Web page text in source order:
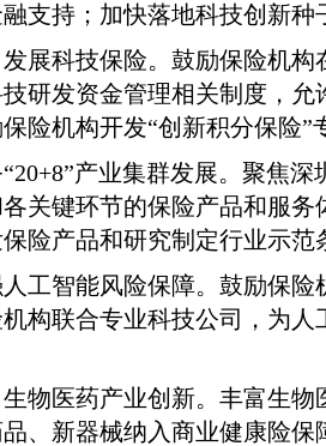
支持；加快落地科技创新种
展科技保险。鼓励保险机
研发资金管理相关制度，
险机构开发“创新积分保险”
产业集群发展。聚焦
关键环节的保险产品和服
险产品和研究制定行业示范
人工智能风险保障。鼓励保
构联合专业科技公司，为
物医药产业创新。丰富生
、新器械纳入商业健康险保